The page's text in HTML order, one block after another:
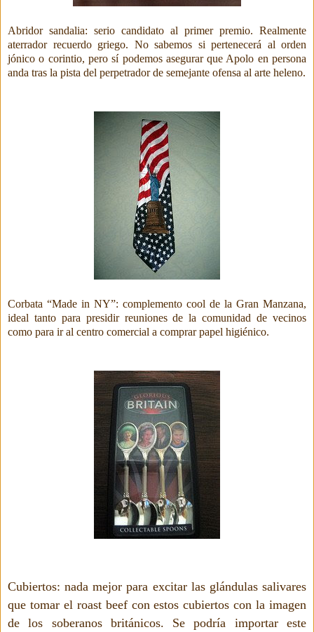
Abridor sandalia: serio candidato al primer premio. Realmente
aterrador recuerdo griego. No sabemos si pertenecerá al orden
jónico o corintio, pero sí podemos asegurar que Apolo en persona
anda tras la pista del perpetrador de semejante ofensa al arte heleno.
Corbata “Made in NY”: complemento cool de la Gran Manzana,
ideal tanto para presidir reuniones de la comunidad de vecinos
como para ir al centro comercial a comprar papel higiénico.
Cubiertos: nada mejor para excitar las glándulas salivares
que tomar el roast beef con estos cubiertos con la imagen
de los soberanos británicos. Se podría importar este